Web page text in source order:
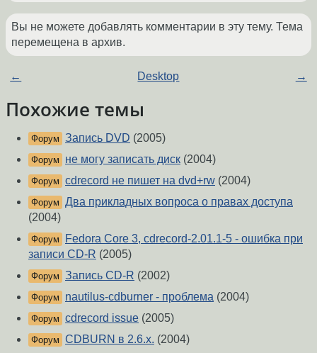
Вы не можете добавлять комментарии в эту тему. Тема
перемещена в архив.
← Desktop →
Похожие темы
Форум Запись DVD (2005)
Форум не могу записать диск (2004)
Форум cdrecord не пишет на dvd+rw (2004)
Форум Два прикладных вопроса о правах доступа
(2004)
Форум
Fedora Core 3, cdrecord-2.01.1-5 - ошибка при
записи CD-R (2005)
Форум Запись CD-R (2002)
Форум nautilus-cdburner - проблема (2004)
Форум cdrecord issue (2005)
Форум CDBURN в 2.6.x. (2004)